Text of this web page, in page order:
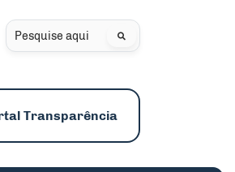
Pesquisar
Transparência